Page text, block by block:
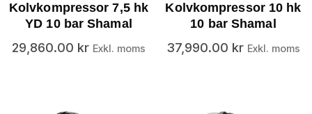
Kolvkompressor 7,5 hk
YD 10 bar Shamal
29,860.00 kr Exkl. moms
Kolvkompressor 10 hk
10 bar Shamal
37,990.00 kr Exkl. moms